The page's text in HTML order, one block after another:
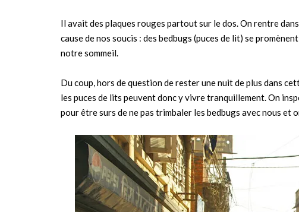
Il avait des plaques rouges partout sur le dos. On rentre
cause de nos soucis : des bedbugs (puces de lit) se
notre sommeil.
Du coup, hors de question de rester une nuit de plus dans
les puces de lits peuvent donc y vivre tranquillement. On
pour être surs de ne pas trimbaler les bedbugs avec nous et